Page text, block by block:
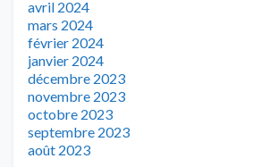
avril 2024
mars 2024
février 2024
janvier 2024
décembre 2023
novembre 2023
octobre 2023
septembre 2023
août 2023